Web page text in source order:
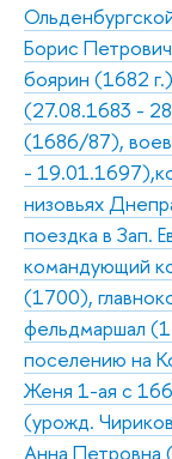
Борис
боярин (1682
(27.08.1683 -
(1686/87),
-
низовьях
поездка в Зап.
командующий
(1700),
фельдмаршал
поселению на
Женя 1-ая с
(урожд.
Анна Петровна